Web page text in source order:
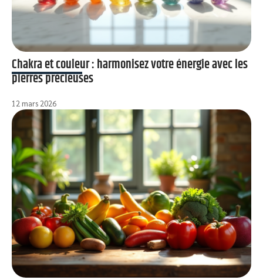
Chakra et couleur : harmonisez votre énergie avec les
pierres précieuses
12 mars 2026